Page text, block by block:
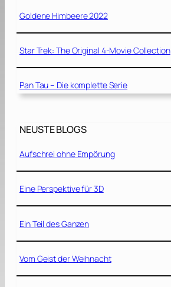
Goldene Himbeere 2022
Star Trek: The Original 4-Movie Collection
Pan Tau – Die komplette Serie
NEUSTE BLOGS
Aufschrei ohne Empörung
Eine Perspektive für 3D
Ein Teil des Ganzen
Vom Geist der Weihnacht